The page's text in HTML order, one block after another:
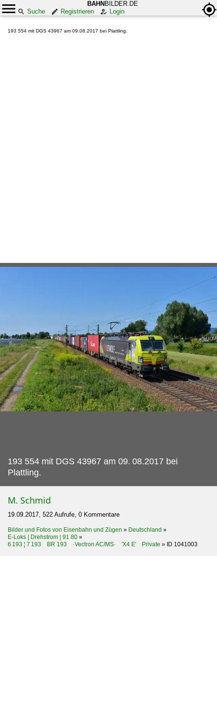
BAHN BILDER.DE
Suche
Registrieren Login
193 554 mit DGS 43967 am 09.08.2017 bei Plattling.
193 554 mit DGS 43967 am 09. 08.2017 bei
Plattling.
M. Schmid
19.09.2017, 522 Aufrufe, 0 Kommentare
Bilder und Fotos von Eisenbahn und Zügen » Deutschland »
E-Loks | Drehstrom | 91 80 »
6 193 ¦ 7 193 BR 193 ·Vectron AC/MS· 'X4 E' Private » ID 1041003